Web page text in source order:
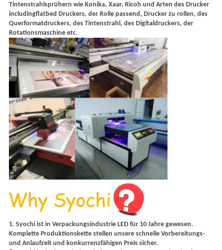
Tintenstrahlsprühern wie Konika, Xaar, Ricoh und Arten des Drucker
includingflatbed Druckers, der Rolle passend, Drucker zu rollen, des
Querformatdruckers, des Tintenstrahl, des Digitaldruckers, der
Rotationsmaschine etc.
1. Syochi ist in Verpackungsindustrie LED für 10 Jahre gewesen.
Komplette Produktionskette stellen unsere schnelle Vorbereitungs-
und Anlaufzeit und konkurrenzfähigen Preis sicher.